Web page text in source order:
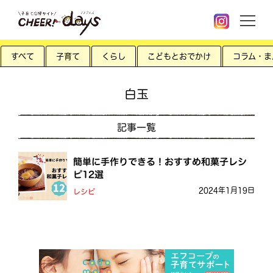
すべて 子育て くらし こどもとおでかけ コラム・
白玉
記事一覧
簡単に手作りできる！おすすめ和菓子レシ
ピ12選
レシピ 2024年1月19日